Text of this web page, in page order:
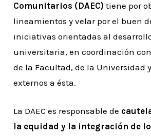
Comunitarios (DAEC) tiene por
lineamientos y velar por el buen
iniciativas orientadas al
universitaria, en coordinación
de la Facultad, de la Universidad
externos a ésta.
La DAEC es responsable de
la equidad y la integración de